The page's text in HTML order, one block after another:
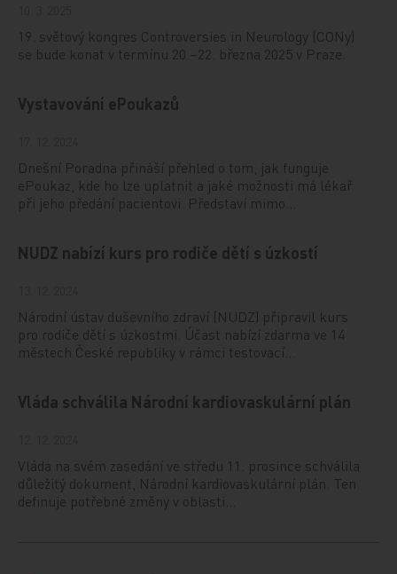
19. světový kongres Controversies in Neurology (CONy)
se bude konat v termínu 20.–22. března 2025 v Praze.
Vystavování ePoukazů
Dnešní Poradna přináší přehled o tom, jak funguje
ePoukaz, kde ho lze uplatnit a jaké možnosti má lékař
při jeho předání pacientovi. Představí mimo…
NUDZ nabízí kurs pro rodiče dětí s úzkostí
Národní ústav duševního zdraví (NUDZ) připravil kurs
pro rodiče dětí s úzkostmi. Účast nabízí zdarma ve 14
městech České republiky v rámci testovací…
Vláda schválila Národní kardiovaskulární plán
Vláda na svém zasedání ve středu 11. prosince schválila
důležitý dokument, Národní kardiovaskulární plán. Ten
definuje potřebné změny v oblasti…